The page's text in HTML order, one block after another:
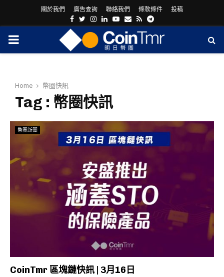
關於我們 廣告查詢 聯絡我們 條款條件 投稿
Facebook
Twitter
Instagram
LinkedinYoutube
Email
RssTelegram
PRIMARY
Home 幣圈快訊
Tag : 幣圈快訊
幣圈新聞
CoinTmr 區塊鏈快訊 | 3月16日